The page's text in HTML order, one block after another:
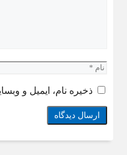
نام
ذخیره نام، ایمیل و